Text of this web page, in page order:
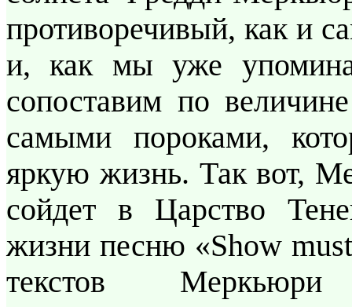
противоречивый, как и
и, как мы уже
сопоставим по
самыми пороками,
яркую жизнь. Так вот,
сойдет в Царство
жизни песню «Show
текстов Меркьюри